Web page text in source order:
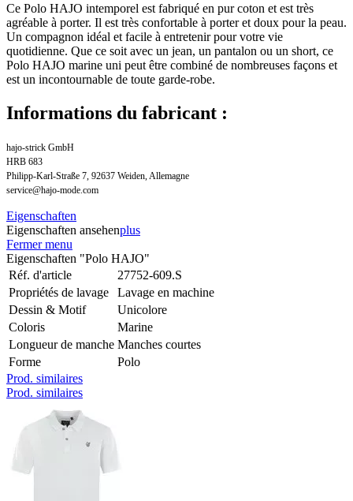
Ce Polo HAJO intemporel est fabriqué en pur coton et est très
agréable à porter. Il est très confortable à porter et doux pour la peau.
Un compagnon idéal et facile à entretenir pour votre vie
quotidienne. Que ce soit avec un jean, un pantalon ou un short, ce
Polo HAJO marine uni peut être combiné de nombreuses façons et
est un incontournable de toute garde-robe.
Informations du fabricant :
hajo-strick GmbH
HRB 683
Philipp-Karl-Straße 7, 92637 Weiden, Allemagne
service@hajo-mode.com
Eigenschaften
Eigenschaften ansehenplus
Fermer menu
Eigenschaften "Polo HAJO"
Réf. d'article
27752-609.S
Propriétés de lavage
Lavage en machine
Dessin & Motif
Unicolore
Coloris
Marine
Longueur de manche Manches courtes
Forme
Polo
Prod. similaires
Prod. similaires